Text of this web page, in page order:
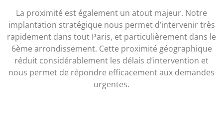
La proximité est également un atout majeur. Notre
implantation stratégique nous permet d’intervenir très
rapidement dans tout Paris, et particulièrement dans le
6ème arrondissement. Cette proximité géographique
réduit considérablement les délais d’intervention et
nous permet de répondre efficacement aux demandes
urgentes.